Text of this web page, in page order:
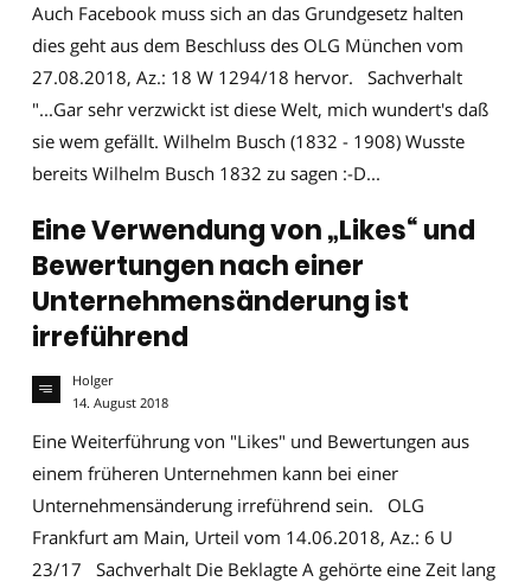
Auch Facebook muss sich an das Grundgesetz halten
dies geht aus dem Beschluss des OLG München vom
27.08.2018, Az.: 18 W 1294/18 hervor. Sachverhalt
"...Gar sehr verzwickt ist diese Welt, mich wundert's daß
sie wem gefällt. Wilhelm Busch (1832 - 1908) Wusste
bereits Wilhelm Busch 1832 zu sagen :-D...
Eine Verwendung von „Likes“ und
Bewertungen nach einer
Unternehmensänderung ist
irreführend
Holger
14. August 2018
Eine Weiterführung von "Likes" und Bewertungen aus
einem früheren Unternehmen kann bei einer
Unternehmensänderung irreführend sein. OLG
Frankfurt am Main, Urteil vom 14.06.2018, Az.: 6 U
23/17 Sachverhalt Die Beklagte A gehörte eine Zeit lang